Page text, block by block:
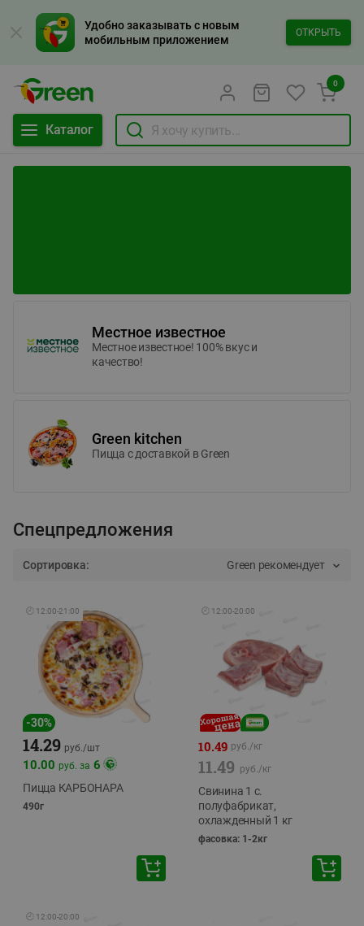
Удобно заказывать с новым
мобильным приложением
ОТКРЫТЬ
Каталог
0
Местное известное
Местное известное! 100% вкус и
качество!
Green kitchen
Пицца c доставкой в Green
Спецпредложения
Сортировка: Green рекомендует
🕘 12:00-21:00
-30%
14.29 руб./шт
10.00 руб. за 6
Пицца КАРБОНАРА
490г
🕘 12:00-20:00
10.49 руб./кг
11.49 руб./кг
Свинина 1 с.
полуфабрикат,
охлажденный 1 кг
фасовка: 1-2кг
🕘 12:00-20:00